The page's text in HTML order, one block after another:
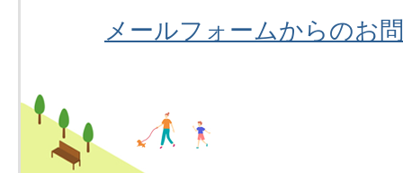
メールフォームからのお